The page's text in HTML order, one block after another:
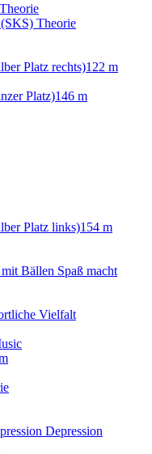
Theorie
Platz rechts)122 m
Platz)146 m
Platz links)154 m
Bällen Spaß macht
Vielfalt
Depression